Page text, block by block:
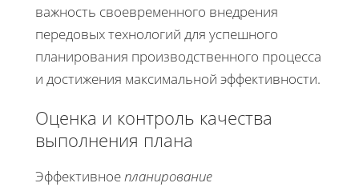
важность своевременного внедрения
передовых технологий для успешного
планирования производственного процесса
и достижения максимальной эффективности.
Оценка и контроль качества
выполнения плана
Эффективноепланирование